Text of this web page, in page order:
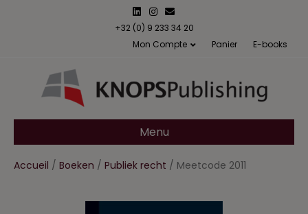
n
n
s
a
m
m
a
l
+32 (0) 9 233 34 20
Mon Compte
Panier E-books
Menu
Accueil / Boeken / Publiek recht / Meetcode 2011